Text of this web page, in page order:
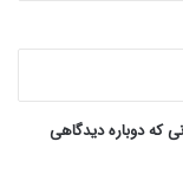
که دوباره دیدگاهی